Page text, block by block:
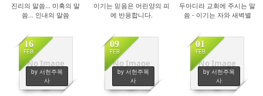
진리의 말씀... 미혹의 말
씀... 인내의 말씀
이기는 믿음은 어린양의 피
에 반응합니다.
두아디라 교회에 주시는 말
씀 - 이기는 자와 새벽별
No Image
16
FEB
by 서헌주목
사
1849
No Image
09
FEB
by 서헌주목
사
1814
No Image
01
FEB
by 서헌주목
사
1883